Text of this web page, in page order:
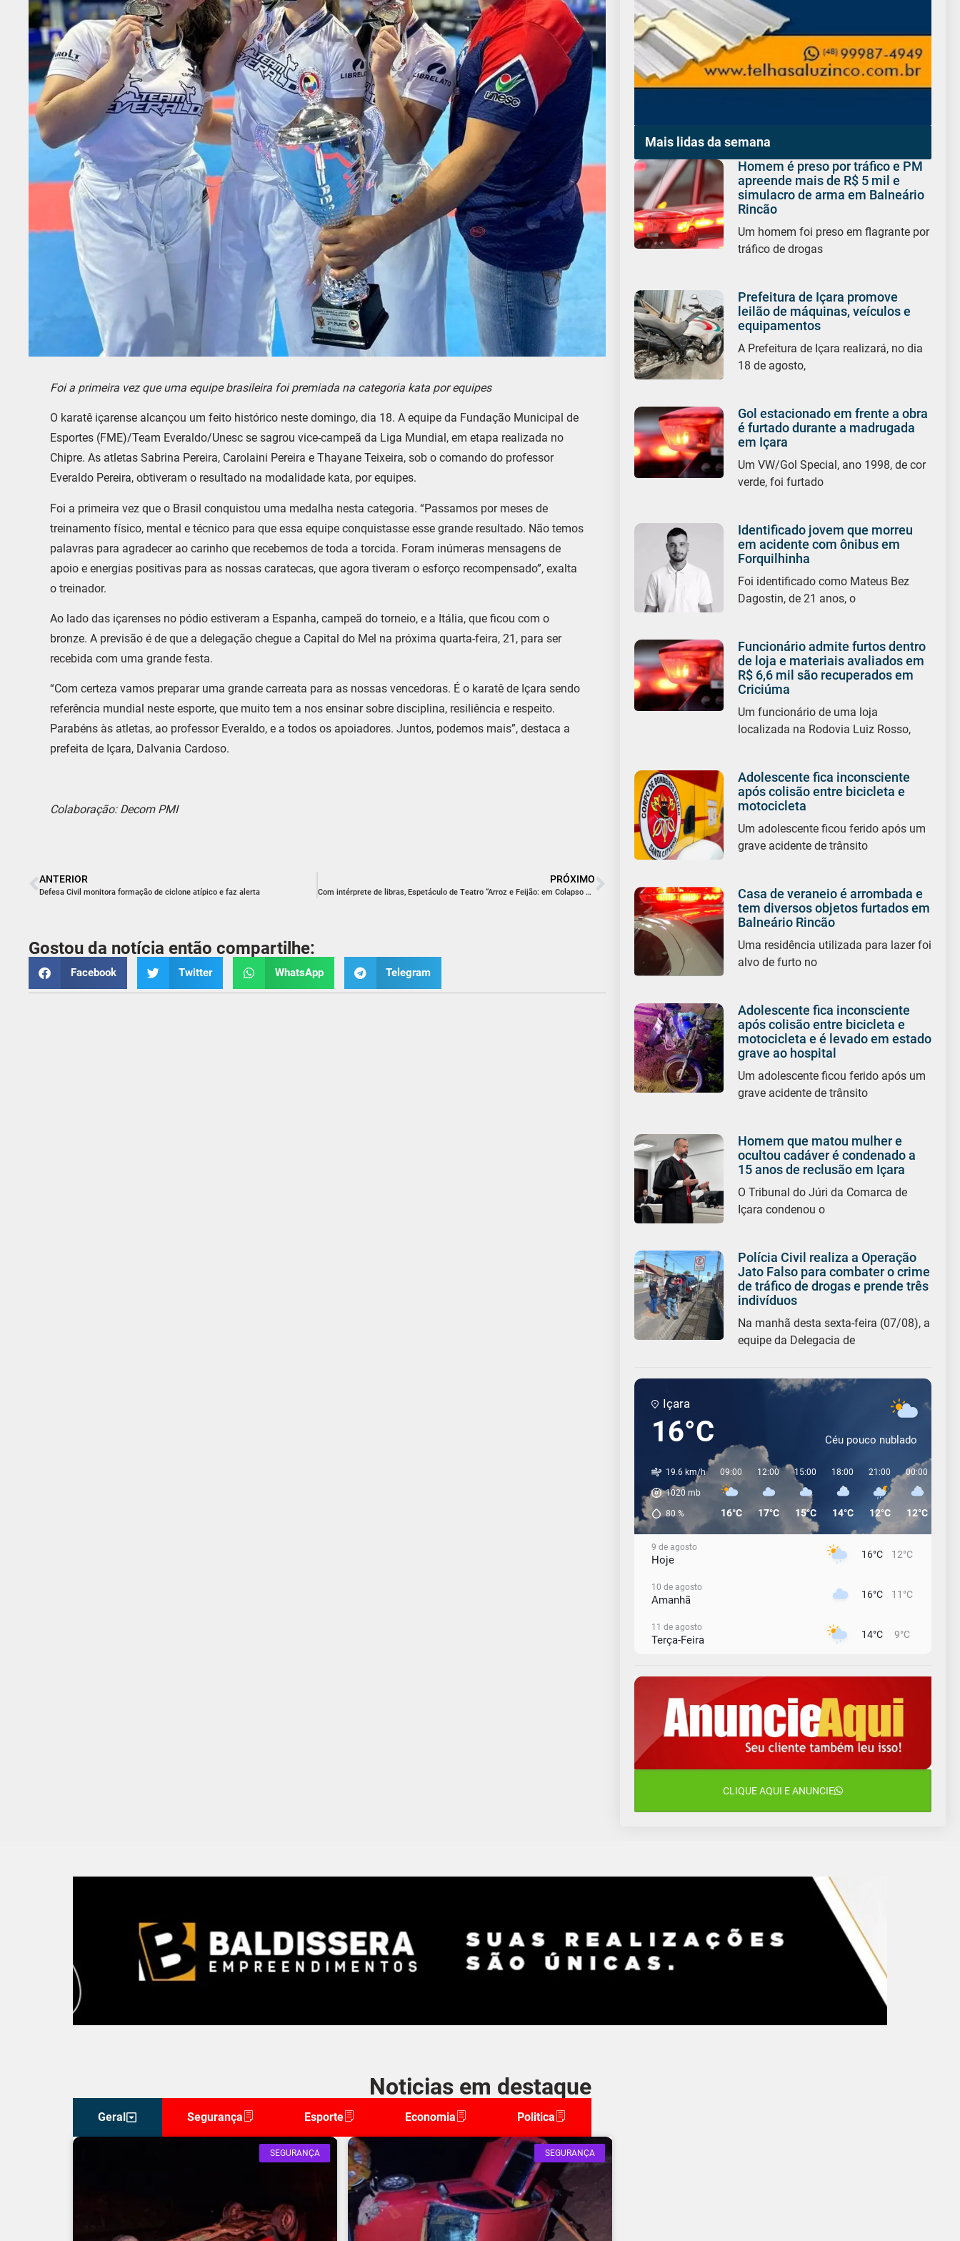
Foi a primeira vez que uma equipe brasileira foi premiada na categoria kata por equipes
O karatê içarense alcançou um feito histórico neste domingo, dia 18. A equipe da Fundação Municipal de
Esportes (FME)/Team Everaldo/Unesc se sagrou vice-campeã da Liga Mundial, em etapa realizada no
Chipre. As atletas Sabrina Pereira, Carolaini Pereira e Thayane Teixeira, sob o comando do professor
Everaldo Pereira, obtiveram o resultado na modalidade kata, por equipes.
Foi a primeira vez que o Brasil conquistou uma medalha nesta categoria. “Passamos por meses de
treinamento físico, mental e técnico para que essa equipe conquistasse esse grande resultado. Não temos
palavras para agradecer ao carinho que recebemos de toda a torcida. Foram inúmeras mensagens de
apoio e energias positivas para as nossas caratecas, que agora tiveram o esforço recompensado”, exalta
o treinador.
Ao lado das içarenses no pódio estiveram a Espanha, campeã do torneio, e a Itália, que ficou com o
bronze. A previsão é de que a delegação chegue a Capital do Mel na próxima quarta-feira, 21, para ser
recebida com uma grande festa.
“Com certeza vamos preparar uma grande carreata para as nossas vencedoras. É o karatê de Içara sendo
referência mundial neste esporte, que muito tem a nos ensinar sobre disciplina, resiliência e respeito.
Parabéns às atletas, ao professor Everaldo, e a todos os apoiadores. Juntos, podemos mais”, destaca a
prefeita de Içara, Dalvania Cardoso.
Colaboração: Decom PMI
ANTERIOR
Defesa Civil monitora formação de ciclone atípico e faz alerta
PRÓXIMO
Com intérprete de libras, Espetáculo de Teatro “Arroz e Feijão: em Colapso no Sistema”, se apresenta na Apae de Içara
Gostou da notícia então compartilhe:
Facebook Twitter WhatsApp Telegram
Mais lidas da semana
Homem é preso por tráfico e PM
apreende mais de R$ 5 mil e
simulacro de arma em Balneário
Rincão
Um homem foi preso em flagrante por
tráfico de drogas
Prefeitura de Içara promove
leilão de máquinas, veículos e
equipamentos
A Prefeitura de Içara realizará, no dia
18 de agosto,
Gol estacionado em frente a obra
é furtado durante a madrugada
em Içara
Um VW/Gol Special, ano 1998, de cor
verde, foi furtado
Identificado jovem que morreu
em acidente com ônibus em
Forquilhinha
Foi identificado como Mateus Bez
Dagostin, de 21 anos, o
Funcionário admite furtos dentro
de loja e materiais avaliados em
R$ 6,6 mil são recuperados em
Criciúma
Um funcionário de uma loja
localizada na Rodovia Luiz Rosso,
Adolescente fica inconsciente
após colisão entre bicicleta e
motocicleta
Um adolescente ficou ferido após um
grave acidente de trânsito
Casa de veraneio é arrombada e
tem diversos objetos furtados em
Balneário Rincão
Uma residência utilizada para lazer foi
alvo de furto no
Adolescente fica inconsciente
após colisão entre bicicleta e
motocicleta e é levado em estado
grave ao hospital
Um adolescente ficou ferido após um
grave acidente de trânsito
Homem que matou mulher e
ocultou cadáver é condenado a
15 anos de reclusão em Içara
O Tribunal do Júri da Comarca de
Içara condenou o
Polícia Civil realiza a Operação
Jato Falso para combater o crime
de tráfico de drogas e prende três
indivíduos
Na manhã desta sexta-feira (07/08), a
equipe da Delegacia de
Içara
16°C Céu pouco nublado
19.6 km/h
1020 mb
80 %
09:00
16°C
12:00
17°C
15:00
15°C
18:00
14°C
21:00
12°C
00:00
12°C
9 de agosto
Hoje 16°C 12°C
10 de agosto
Amanhã 16°C 11°C
11 de agosto
Terça-Feira 14°C 9°C
Quarta-Feira 13°C 11°C
13 de agosto
Quinta-Feira
14 de agosto
18°C 16°C
CLIQUE AQUI E ANUNCIE
Noticias em destaque
Geral Segurança Esporte Economia Politica
SEGURANÇA SEGURANÇA